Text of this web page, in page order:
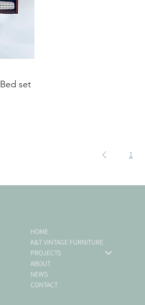
set
1
HOME
K&T VINTAGE FURNITURE
PROJECTS
ABOUT
NEWS
CONTACT